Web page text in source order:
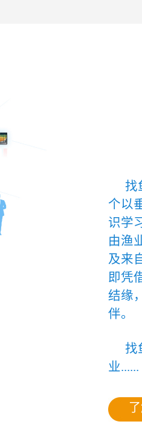
找
个以
识学
由渔
及来
即凭
结缘
伴。
找
业......